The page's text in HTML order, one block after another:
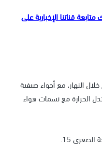
يخص "عرب 48" يُمكنك متابعة قناتنا الإخبارية على
النهار، مع أجواء صيفية
الحرارة مع نسمات هواء